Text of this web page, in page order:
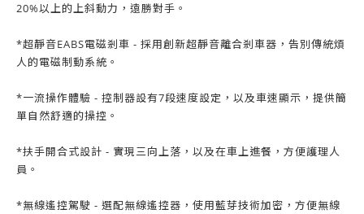
20%以上的上斜動力，遠勝對手。
*超靜音EABS電磁剎車 - 採用創新超靜音離合剎車器，告別傳統煩
人的電磁制動系統。
*一流操作體驗 - 控制器設有7段速度設定，以及車速顯示，提供簡
單自然舒適的操控。
*扶手開合式設計 - 實現三向上落，以及在車上進餐，方便護理人
員。
*無線遙控駕駛 - 選配無線遙控器，使用藍芽技術加密，方便無線